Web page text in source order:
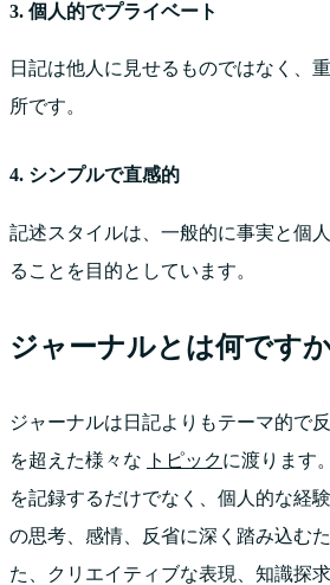
3. 個人的でプライベート
日記は他人に見せるものではなく、
所です。
4. シンプルで直感的
記述スタイルは、一般的に事実と個
ることを目的としています。
ジャーナルとは何です
ジャーナルは日記よりもテーマ的で
を超えた様々な
トピックに渡ります
を記録するだけでなく、個人的な経
の思考、感情、反省に深く踏み込む
た、クリエイティブな表現、知識探